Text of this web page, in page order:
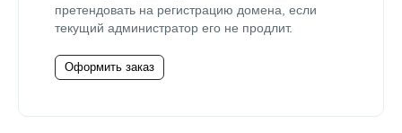
претендовать на регистрацию домена, если
текущий администратор его не продлит.
Оформить заказ